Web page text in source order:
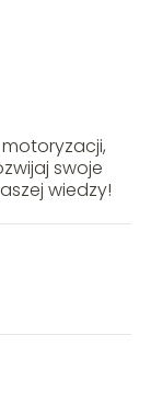
swoje
wiedzy!